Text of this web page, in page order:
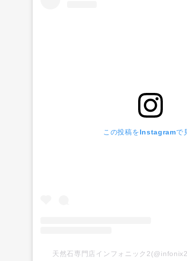
この投稿をInstagramで
天然石専門店インフォニック